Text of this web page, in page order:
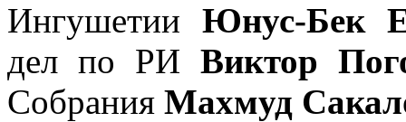
Ингушетии Юнус-Бек
дел по РИ Виктор
Собрания Махмуд